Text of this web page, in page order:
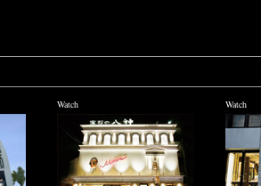
Watch Watch